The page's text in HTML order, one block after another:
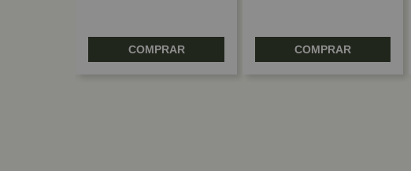
COMPRAR COMPRAR